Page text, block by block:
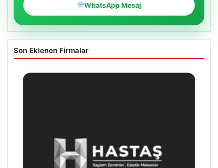
WhatsApp Mesaj
Son Eklenen Firmalar